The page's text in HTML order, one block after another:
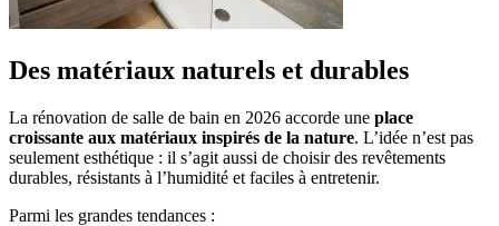
Des matériaux naturels et durables
La rénovation de salle de bain en 2026 accorde une place
croissante aux matériaux inspirés de la nature. L’idée n’est pas
seulement esthétique : il s’agit aussi de choisir des revêtements
durables, résistants à l’humidité et faciles à entretenir.
Parmi les grandes tendances :